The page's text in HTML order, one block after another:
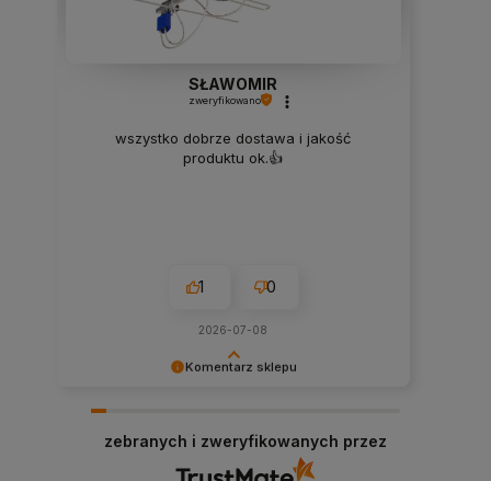
Komentarz sklepu
SŁAWOMIR
zweryfikowano
wszystko dobrze dostawa i jakość
produktu ok.👍️
1 0
2026-07-08
zebranych i zweryfikowanych przez